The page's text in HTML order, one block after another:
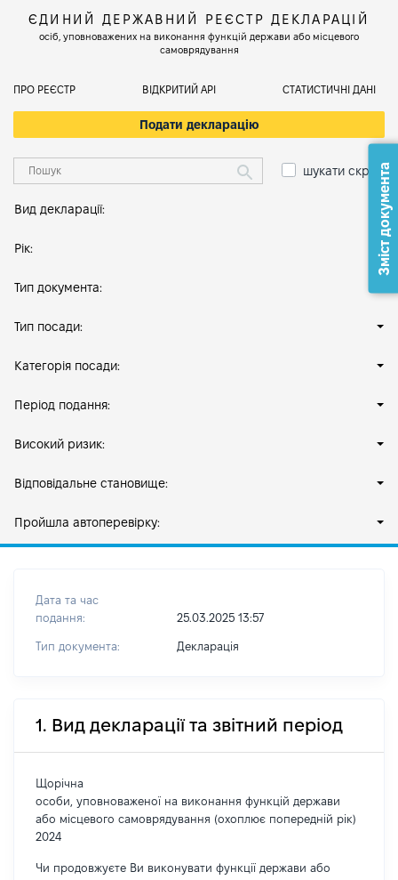
ЄДИНИЙ ДЕРЖАВНИЙ РЕЄСТР ДЕКЛАРАЦІЙ
осіб, уповноважених на виконання функцій держави або місцевого
самоврядування
ПРО РЕЄСТР ВІДКРИТИЙ АРІ СТАТИСТИЧНІ ДАНІ
Подати декларацію
шукати скрізь
Вид декларації:
Рік:
Тип документа:
Тип посади:
Категорія посади:
Період подання:
Високий ризик:
Відповідальне становище:
Пройшла автоперевірку:
Дата та час
подання:
25.03.2025 13:57
Тип документа: Декларація
1. Вид декларації та звітний період
Щорічна
особи, уповноваженої на виконання функцій держави
або місцевого самоврядування (охоплює попередній рік)
2024
Чи продовжуєте Ви виконувати функції держави або
Зміст документа